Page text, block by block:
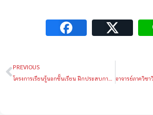
PREVIOUS